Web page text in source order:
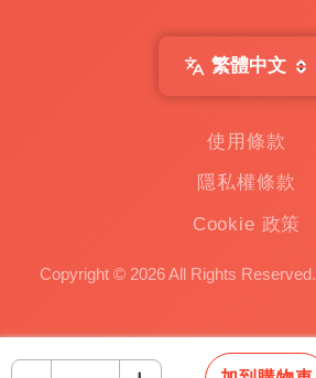
繁體中文
使用條款
隱私權條款
Cookie 政策
Copyright © 2026 All Rights Reserved.